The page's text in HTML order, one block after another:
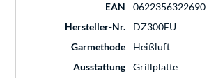
EAN
0622356322690
Hersteller-Nr.
DZ300EU
Garmethode
Heißluft
Ausstattung
Grillplatte